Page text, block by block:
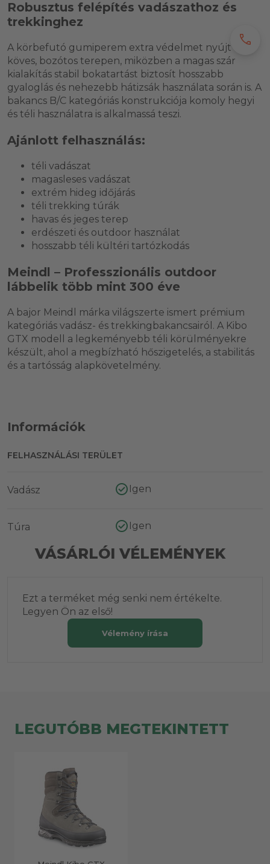
Robusztus felépítés vadászathoz és
trekkinghez
A körbefutó gumiperem extra védelmet nyújt
köves, bozótos terepen, miközben a magas szár
kialakítás stabil bokatartást biztosít hosszabb
gyaloglás és nehezebb hátizsák használata során is. A
bakancs B/C kategóriás konstrukciója komoly hegyi
és téli használatra is alkalmassá teszi.
Ajánlott felhasználás:
téli vadászat
magasleses vadászat
extrém hideg időjárás
téli trekking túrák
havas és jeges terep
erdészeti és outdoor használat
hosszabb téli kültéri tartózkodás
Meindl – Professzionális outdoor
lábbelik több mint 300 éve
A bajor Meindl márka világszerte ismert prémium
kategóriás vadász- és trekkingbakancsairól. A Kibo
GTX modell a legkeményebb téli körülményekre
készült, ahol a megbízható hőszigetelés, a stabilitás
és a tartósság alapkövetelmény.
Információk
FELHASZNÁLÁSI TERÜLET
Vadász Igen
Túra Igen
VÁSÁRLÓI VÉLEMÉNYEK
Ezt a terméket még senki nem értékelte.
Legyen Ön az első!
Vélemény írása
LEGUTÓBB MEGTEKINTETT
call